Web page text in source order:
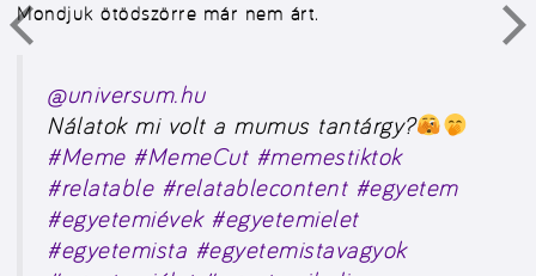
Mondjuk ötödszörre már nem árt.
@universum.hu
Nálatok mi volt a mumus tantárgy?
#Meme #MemeCut #memestiktok
#relatable #relatablecontent #egyetem
#egyetemiévek #egyetemielet
#egyetemista #egyetemistavagyok